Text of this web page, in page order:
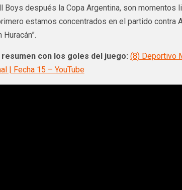
Boys después la Copa Argentina, son momentos
estamos concentrados en el partido contra
con los goles del juego: (8) Deportivo
| Fecha 15 – YouTube